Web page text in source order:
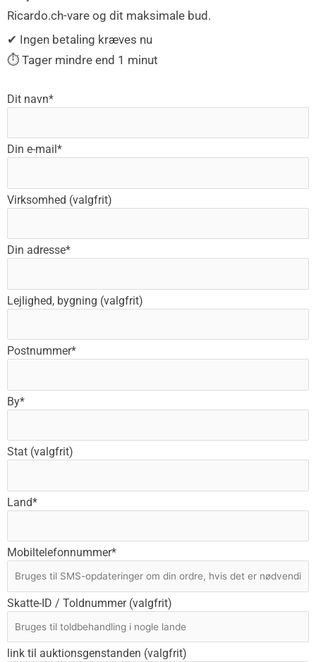
Ricardo.ch-vare og dit maksimale bud.
✔ Ingen betaling kræves nu
⏱ Tager mindre end 1 minut
Dit navn*
Din e-mail*
Virksomhed (valgfrit)
Din adresse*
Lejlighed, bygning (valgfrit)
Postnummer*
By*
Stat (valgfrit)
Land*
Mobiltelefonnummer*
Skatte-ID / Toldnummer (valgfrit)
link til auktionsgenstanden (valgfrit)